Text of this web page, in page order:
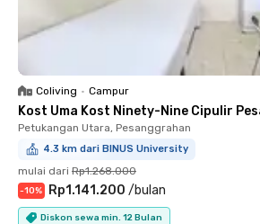
Coliving • Campur
Kost Uma Kost Ninety-Nine Cipulir
Petukangan Utara, Pesanggrahan
4.3 km dari BINUS University
mulai dari Rp1.268.000
-10% Rp1.141.200 /bulan
Diskon sewa min. 12 Bulan